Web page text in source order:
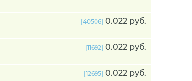
[40506] 0.022 руб.
[11692] 0.022 руб.
[12695] 0.022 руб.